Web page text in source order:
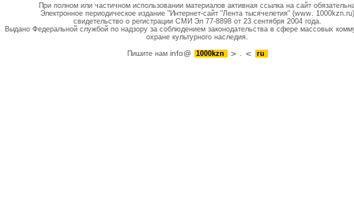
При полном или частичном использовании материалов активная ссылка на сайт
Электронное периодическое издание "Интернет-сайт "Лента тысячелетия" (www. 1000kzn.ru)
свидетельство о регистрации СМИ Эл 77-8898 от 23 сентября 2004 года.
Выдано Федеральной службой по надзору за соблюдением законодательства в сфере массовых
охране культурного наследия.
Пишите намinfo@ 1000kzn . ru